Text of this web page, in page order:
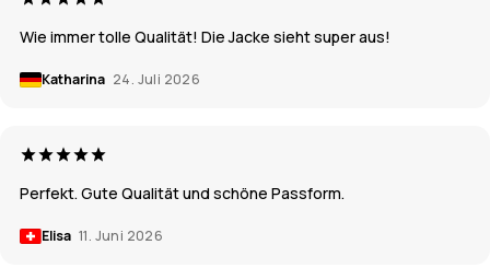
Wie immer tolle Qualität! Die Jacke sieht super aus!
Katharina 24. Juli 2026
Perfekt. Gute Qualität und schöne Passform.
Elisa 11. Juni 2026